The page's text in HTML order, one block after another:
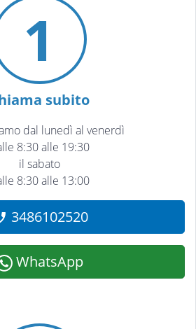
1
subito
dal lunedì al venerdì
8:30 alle 19:30
il sabato
8:30 alle 13:00
3486102520
WhatsApp